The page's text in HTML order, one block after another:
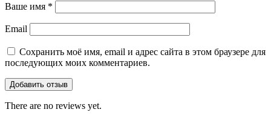
Ваше имя *
Email
Сохранить моё имя, email и адрес сайта в этом браузере для
последующих моих комментариев.
There are no reviews yet.